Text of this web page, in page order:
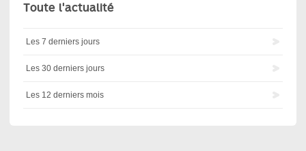
Toute l'actualité
Les 7 derniers jours
Les 30 derniers jours
Les 12 derniers mois